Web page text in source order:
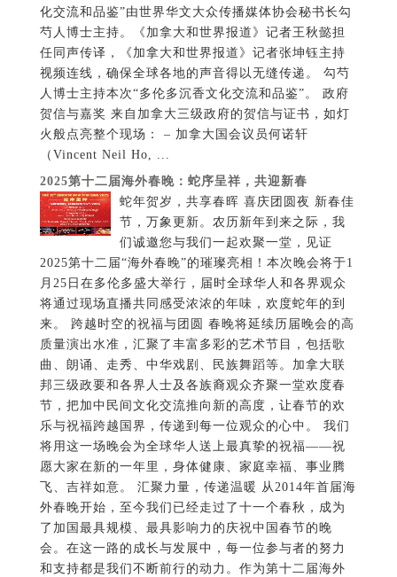
化交流和品鉴”由世界华文大众传播媒体协会秘书长勾
芍人博士主持。《加拿大和世界报道》记者王秋懿担
任同声传译，《加拿大和世界报道》记者张坤钰主持
视频连线，确保全球各地的声音得以无缝传递。 勾芍
人博士主持本次“多伦多沉香文化交流和品鉴”。 政府
贺信与嘉奖 来自加拿大三级政府的贺信与证书，如灯
火般点亮整个现场： – 加拿大国会议员何诺轩
（Vincent Neil Ho, ...
2025第十二届海外春晚：蛇序呈祥，共迎新春
蛇年贺岁，共享春晖 喜庆团圆夜 新春佳
节，万象更新。农历新年到来之际，我
们诚邀您与我们一起欢聚一堂，见证
2025第十二届“海外春晚”的璀璨亮相！本次晚会将于1
月25日在多伦多盛大举行，届时全球华人和各界观众
将通过现场直播共同感受浓浓的年味，欢度蛇年的到
来。 跨越时空的祝福与团圆 春晚将延续历届晚会的高
质量演出水准，汇聚了丰富多彩的艺术节目，包括歌
曲、朗诵、走秀、中华戏剧、民族舞蹈等。加拿大联
邦三级政要和各界人士及各族裔观众齐聚一堂欢度春
节，把加中民间文化交流推向新的高度，让春节的欢
乐与祝福跨越国界，传递到每一位观众的心中。 我们
将用这一场晚会为全球华人送上最真挚的祝福——祝
愿大家在新的一年里，身体健康、家庭幸福、事业腾
飞、吉祥如意。 汇聚力量，传递温暖 从2014年首届海
外春晚开始，至今我们已经走过了十一个春秋，成为
了加国最具规模、最具影响力的庆祝中国春节的晚
会。在这一路的成长与发展中，每一位参与者的努力
和支持都是我们不断前行的动力。作为第十二届海外